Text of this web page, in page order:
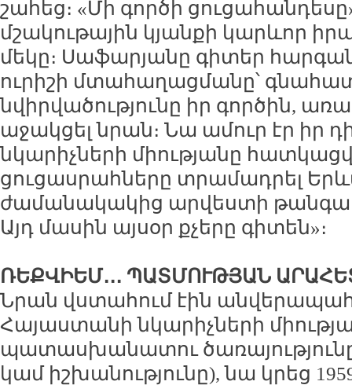
շահեց։ «Մի գործի
մշակութային կյանքի կարևոր
մեկը։ Սաֆարյանը գիտեր
ուրիշի մտահաղացմանը՝
նվիրվածությունը իր գործին,
աջակցել նրան։ Նա ամուր էր իր
նկարիչների միությանը
ցուցասրահները տրամադրել
ժամանակակից արվեստի
Այդ մասին այսօր քչերը գիտեն»։
ՌԵՔՎԻԵՄ․․․ ՊԱՏՄՈՒԹՅԱՆ
Նրան վստահում էին անվերապահ
Հայաստանի նկարիչների
պատասխանատու
կամ իշխանությունը), նա կրեց